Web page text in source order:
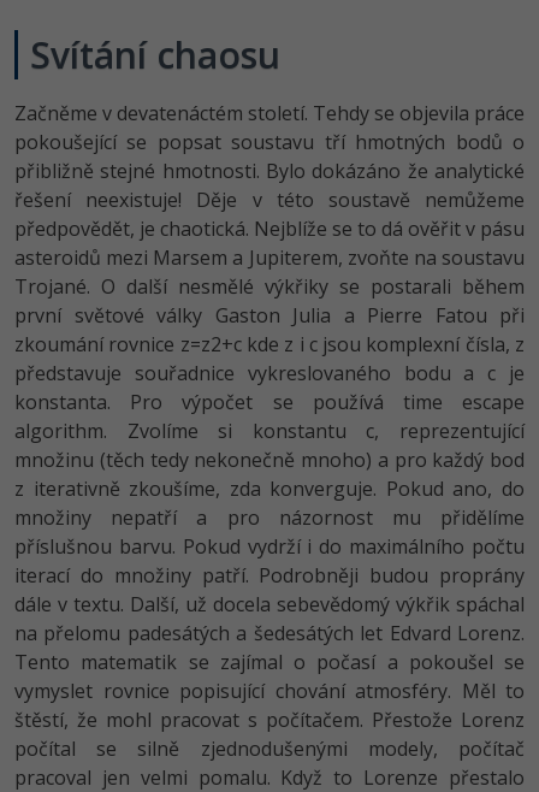
Marketing
SEO -30%
UX
Business
Kryptoměny -25%
Copywriting -30%
MS Office -80%
Google Dokumenty
Time management
Windows
Linux
Sítě
Kybernetická bezpečnost
Adobe Illustrator
Adobe XD -15%
Adobe InDesign -25%
Adobe After Effects
Blender -80%
Inkscape
Fotografování -80%
Video
Ostatní
Fórum
Pro firmy
Svítání chaosu
Začněme v devatenáctém století. Tehdy se objevila práce
pokoušející se popsat soustavu tří hmotných bodů o
přibližně stejné hmotnosti. Bylo dokázáno že analytické
řešení neexistuje! Děje v této soustavě nemůžeme
předpovědět, je chaotická. Nejblíže se to dá ověřit v pásu
asteroidů mezi Marsem a Jupiterem, zvoňte na soustavu
Trojané. O další nesmělé výkřiky se postarali během
první světové války Gaston Julia a Pierre Fatou při
zkoumání rovnice z=z2+c kde z i c jsou komplexní čísla, z
představuje souřadnice vykreslovaného bodu a c je
konstanta. Pro výpočet se používá time escape
algorithm. Zvolíme si konstantu c, reprezentující
množinu (těch tedy nekonečně mnoho) a pro každý bod
z iterativně zkoušíme, zda konverguje. Pokud ano, do
množiny nepatří a pro názornost mu přidělíme
příslušnou barvu. Pokud vydrží i do maximálního počtu
iterací do množiny patří. Podrobněji budou proprány
dále v textu. Další, už docela sebevědomý výkřik spáchal
na přelomu padesátých a šedesátých let Edvard Lorenz.
Tento matematik se zajímal o počasí a pokoušel se
vymyslet rovnice popisující chování atmosféry. Měl to
štěstí, že mohl pracovat s počítačem. Přestože Lorenz
počítal se silně zjednodušenými modely, počítač
pracoval jen velmi pomalu. Když to Lorenze přestalo